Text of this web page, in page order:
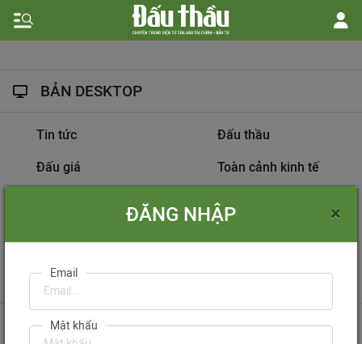
BẢN DESKTOP
Tin tức Đấu thầu
Đấu giá Toàn cảnh kinh tế
Dự án đầu tư
Information on
International Tendering
Gửi phản hồi
Liên hệ quảng cáo
ĐĂNG NHẬP ×
Email
Mật khẩu